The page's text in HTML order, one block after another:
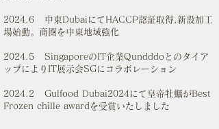
2024.6 中東DubaiにてHACCP認証取得,新設加工
場始動。商圏を中東地域強化
2024.5 SingaporeのIT企業Qundddoとのタイア
ップによりIT展示会SGにコラボレーション
2024.2 Gulfood Dubai2024にて皇帝牡蠣がBest
Frozen chille awardを受賞いたしました